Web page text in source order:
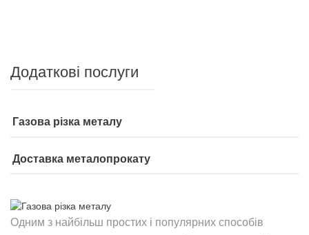
Додаткові послуги
Газова різка металу
Доставка металопрокату
Одним з найбільш простих і популярних способів